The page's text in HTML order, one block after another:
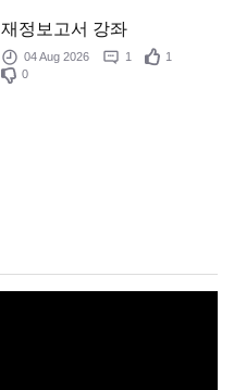
재정보고서 강좌
04 Aug 2026 1
1
0